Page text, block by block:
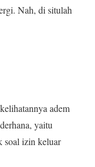
Nah, di situlah
adem
yaitu
soal izin keluar